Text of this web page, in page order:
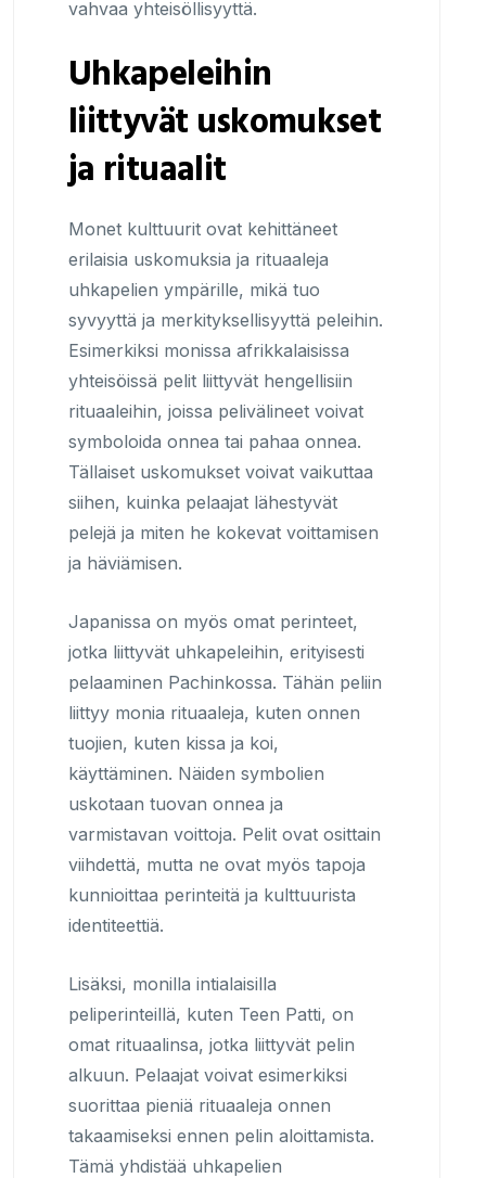
vahvaa yhteisöllisyyttä.
Uhkapeleihin
liittyvät uskomukset
ja rituaalit
Monet kulttuurit ovat kehittäneet
erilaisia uskomuksia ja rituaaleja
uhkapelien ympärille, mikä tuo
syvyyttä ja merkityksellisyyttä peleihin.
Esimerkiksi monissa afrikkalaisissa
yhteisöissä pelit liittyvät hengellisiin
rituaaleihin, joissa pelivälineet voivat
symboloida onnea tai pahaa onnea.
Tällaiset uskomukset voivat vaikuttaa
siihen, kuinka pelaajat lähestyvät
pelejä ja miten he kokevat voittamisen
ja häviämisen.
Japanissa on myös omat perinteet,
jotka liittyvät uhkapeleihin, erityisesti
pelaaminen Pachinkossa. Tähän peliin
liittyy monia rituaaleja, kuten onnen
tuojien, kuten kissa ja koi,
käyttäminen. Näiden symbolien
uskotaan tuovan onnea ja
varmistavan voittoja. Pelit ovat osittain
viihdettä, mutta ne ovat myös tapoja
kunnioittaa perinteitä ja kulttuurista
identiteettiä.
Lisäksi, monilla intialaisilla
peliperinteillä, kuten Teen Patti, on
omat rituaalinsa, jotka liittyvät pelin
alkuun. Pelaajat voivat esimerkiksi
suorittaa pieniä rituaaleja onnen
takaamiseksi ennen pelin aloittamista.
Tämä yhdistää uhkapelien